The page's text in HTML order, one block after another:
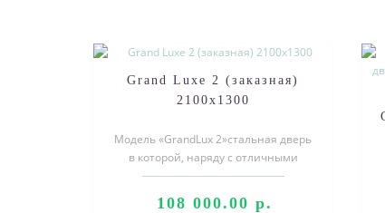
Grand Luxe 2 (заказная)
2100х1300
Модель «GrandLux 2»стальная дверь
в которой, наряду с отличными
характеристиками безопасности,
108 000.00 р.